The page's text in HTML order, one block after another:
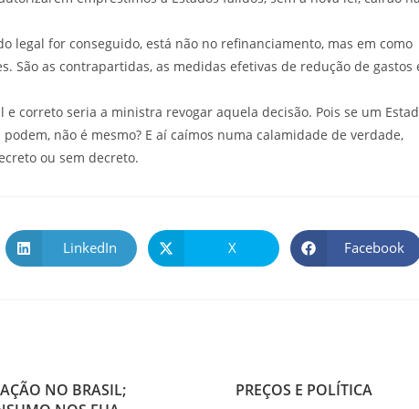
for conseguido, está não no refinanciamento, mas em como
São as contrapartidas, as medidas efetivas de redução de gastos
seria a ministra revogar aquela decisão. Pois se um
não é mesmo? E aí caímos numa calamidade de verdade,
ou sem decreto.
LinkedIn X Facebook
NO BRASIL;
PREÇOS E POLÍTICA